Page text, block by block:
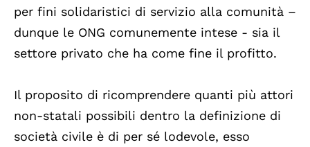
per fini solidaristici di servizio alla comunità –
dunque le ONG comunemente intese - sia il
settore privato che ha come fine il profitto.
Il proposito di ricomprendere quanti più attori
non-statali possibili dentro la definizione di
società civile è di per sé lodevole, esso